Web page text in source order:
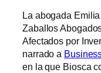
La abogada
Zaballos
Afectados por
narrado a
en la que Biosca